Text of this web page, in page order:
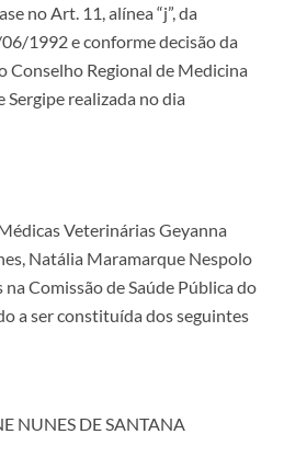
no Art. 11, alínea “j”, da
06/1992 e conforme decisão da
Conselho Regional de Medicina
realizada no dia
Veterinárias Geyanna
Natália Maramarque Nespolo
na Comissão de Saúde Pública do
a ser constituída dos seguintes
NUNES DE SANTANA